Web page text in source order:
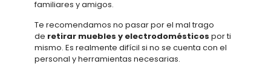
familiares y amigos.
Te recomendamos no pasar por el mal trago
de retirar muebles y electrodomésticos por ti
mismo. Es realmente difícil si no se cuenta con el
personal y herramientas necesarias.